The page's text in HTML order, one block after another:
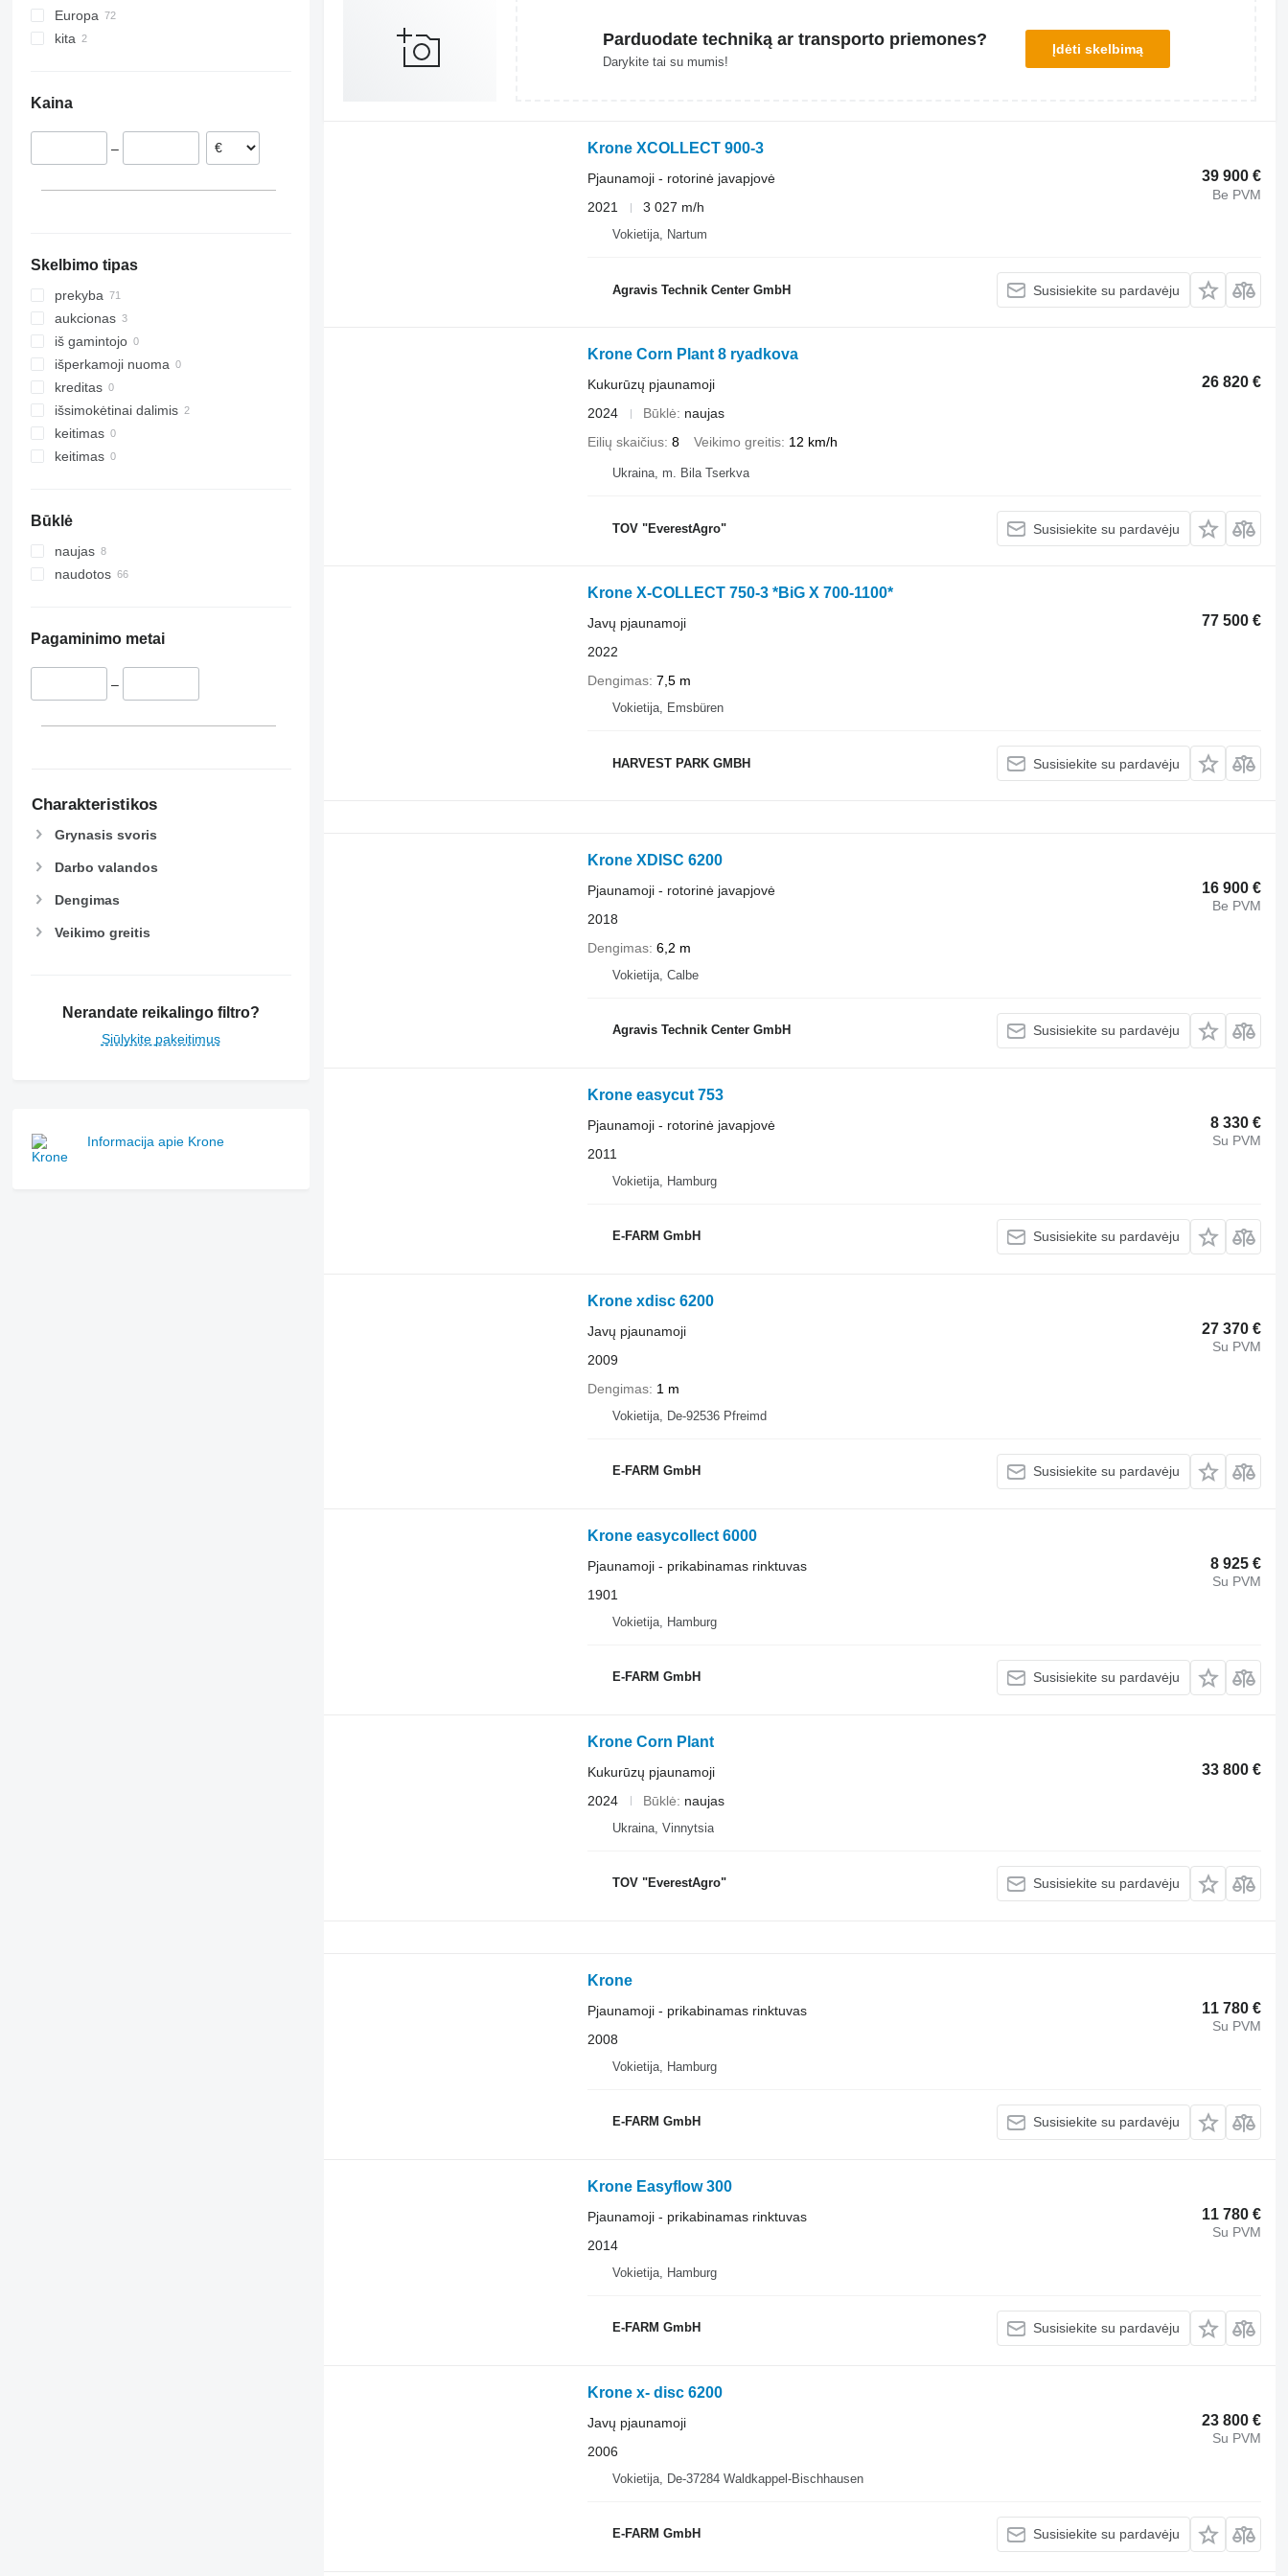
Swath Up
Vario
930
F-series
Europa
Austrija
Italija
kita
Kaina
–
Skelbimo tipas
prekyba
aukcionas
iš gamintojo
išperkamoji nuoma
kreditas
išsimokėtinai dalimis
keitimas
keitimas
Būklė
naujas
naudotos
Pagaminimo metai
–
Charakteristikos
Grynasis svoris
Darbo valandos
Dengimas
Veikimo greitis
Nerandate reikalingo filtro?
Siūlykite pakeitimus
Informacija apie Krone
Parduodate techniką ar transporto priemones?
Darykite tai su mumis!
Įdėti skelbimą
Krone XCOLLECT 900-3
39 900 €
Be PVM
Pjaunamoji - rotorinė javapjovė
2021
3 027 m/h
Vokietija, Nartum
Agravis Technik Center GmbH Susisiekite su pardavėju
Krone Corn Plant 8 ryadkova
26 820 €
Kukurūzų pjaunamoji
2024
Būklė
naujas
Eilių skaičius 8 Veikimo greitis 12 km/h
Ukraina, m. Bila Tserkva
TOV "EverestAgro" Susisiekite su pardavėju
Krone X-COLLECT 750-3 *BiG X 700-1100*
77 500 €
Javų pjaunamoji
2022
Dengimas 7,5 m
Vokietija, Emsbüren
HARVEST PARK GMBH Susisiekite su pardavėju
Krone XDISC 6200
16 900 €
Be PVM
Pjaunamoji - rotorinė javapjovė
2018
Dengimas 6,2 m
Vokietija, Calbe
Agravis Technik Center GmbH Susisiekite su pardavėju
Krone easycut 753
8 330 €
Su PVM
Pjaunamoji - rotorinė javapjovė
2011
Vokietija, Hamburg
E-FARM GmbH Susisiekite su pardavėju
Krone xdisc 6200
27 370 €
Su PVM
Javų pjaunamoji
2009
Dengimas 1 m
Vokietija, De-92536 Pfreimd
E-FARM GmbH Susisiekite su pardavėju
Krone easycollect 6000
8 925 €
Su PVM
Pjaunamoji - prikabinamas rinktuvas
1901
Vokietija, Hamburg
E-FARM GmbH Susisiekite su pardavėju
Krone Corn Plant
33 800 €
Kukurūzų pjaunamoji
2024
Būklė naujas
Ukraina, Vinnytsia
TOV "EverestAgro" Susisiekite su pardavėju
Krone
11 780 €
Su PVM
Pjaunamoji - prikabinamas rinktuvas
2008
Vokietija, Hamburg
E-FARM GmbH Susisiekite su pardavėju
Krone Easyflow 300
11 780 €
Su PVM
Pjaunamoji - prikabinamas rinktuvas
2014
Vokietija, Hamburg
E-FARM GmbH Susisiekite su pardavėju
Krone x- disc 6200
23 800 €
Su PVM
Javų pjaunamoji
2006
Vokietija, De-37284 Waldkappel-Bischhausen
E-FARM GmbH Susisiekite su pardavėju